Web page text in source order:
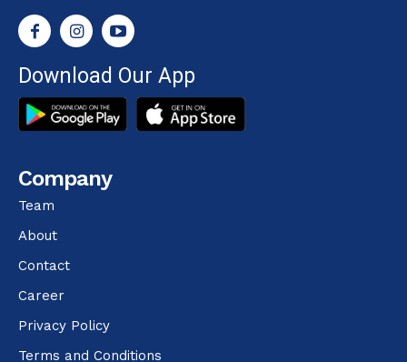
Download Our App
Company
Team
About
Contact
Career
Privacy Policy
Terms and Conditions